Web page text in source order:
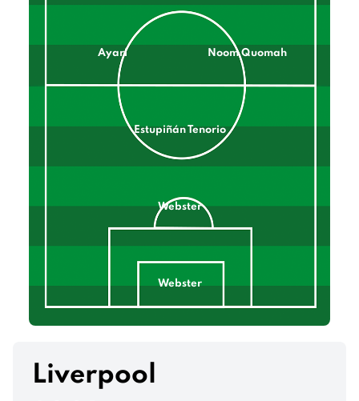
Ayari Noom Quomah
Estupiñán Tenorio
Webster
Webster
van Hecke
Liverpool